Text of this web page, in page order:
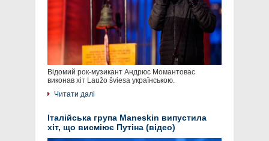
Відомий рок-музикант Андрюс Момантовас
виконав хіт Laužo šviesa українською.
Читати далі
Італійська група Maneskin випустила
хіт, що висміює Путіна (відео)